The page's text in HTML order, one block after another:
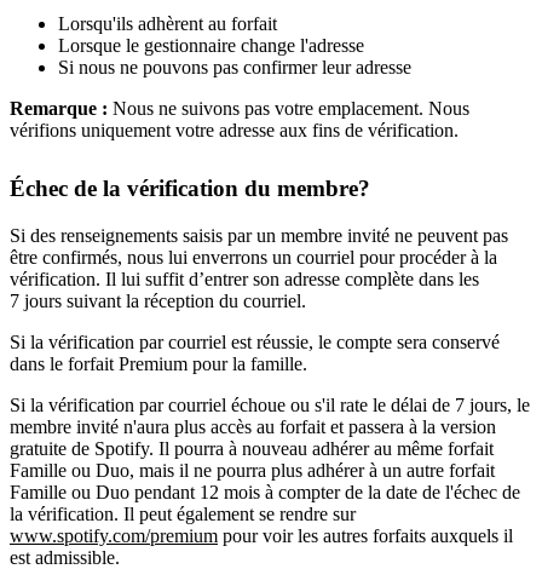
Lorsqu'ils adhèrent au forfait
Lorsque le gestionnaire change l'adresse
Si nous ne pouvons pas confirmer leur adresse
Remarque : Nous ne suivons pas votre emplacement. Nous
vérifions uniquement votre adresse aux fins de vérification.
Échec de la vérification du membre?
Si des renseignements saisis par un membre invité ne peuvent pas
être confirmés, nous lui enverrons un courriel pour procéder à la
vérification. Il lui suffit d’entrer son adresse complète dans les
7 jours suivant la réception du courriel.
Si la vérification par courriel est réussie, le compte sera conservé
dans le forfait Premium pour la famille.
Si la vérification par courriel échoue ou s'il rate le délai de 7 jours, le
membre invité n'aura plus accès au forfait et passera à la version
gratuite de Spotify. Il pourra à nouveau adhérer au même forfait
Famille ou Duo, mais il ne pourra plus adhérer à un autre forfait
Famille ou Duo pendant 12 mois à compter de la date de l'échec de
la vérification. Il peut également se rendre sur
www.spotify.com/premium pour voir les autres forfaits auxquels il
est admissible.